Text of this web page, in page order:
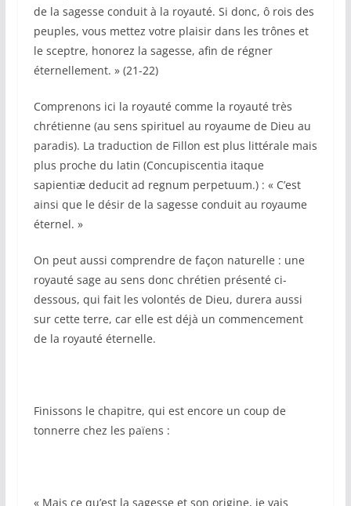
de la sagesse conduit à la royauté. Si donc, ô rois des
peuples, vous mettez votre plaisir dans les trônes et
le sceptre, honorez la sagesse, afin de régner
éternellement. » (21-22)
Comprenons ici la royauté comme la royauté très
chrétienne (au sens spirituel au royaume de Dieu au
paradis). La traduction de Fillon est plus littérale mais
plus proche du latin (Concupiscentia itaque
sapientiæ deducit ad regnum perpetuum.) : « C’est
ainsi que le désir de la sagesse conduit au royaume
éternel. »
On peut aussi comprendre de façon naturelle : une
royauté sage au sens donc chrétien présenté ci-
dessous, qui fait les volontés de Dieu, durera aussi
sur cette terre, car elle est déjà un commencement
de la royauté éternelle.
Finissons le chapitre, qui est encore un coup de
tonnerre chez les païens :
« Mais ce qu’est la sagesse et son origine, je vais